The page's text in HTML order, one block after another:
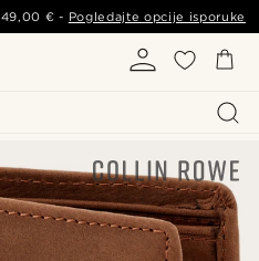
49,00 € - Pogledajte opcije isporuke